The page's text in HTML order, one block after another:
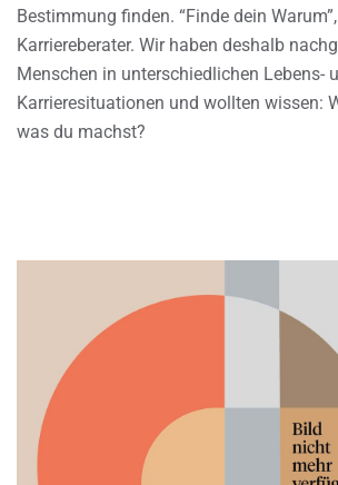
Bestimmung finden. “Finde dein
Karriereberater. Wir haben deshalb
Menschen in unterschiedlichen Lebens-
Karrieresituationen und wollten wissen:
was du machst?